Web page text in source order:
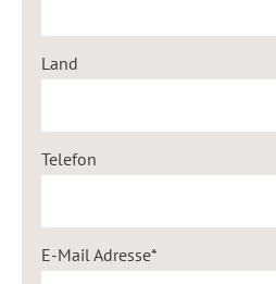
Land
Telefon
E-Mail Adresse